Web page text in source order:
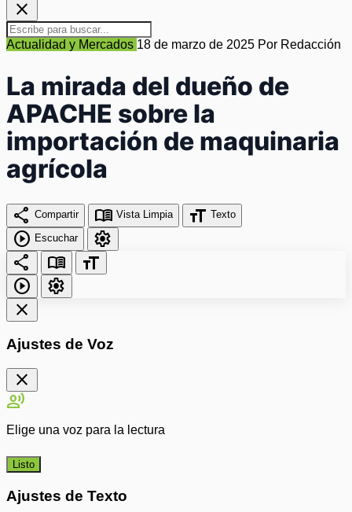
close
Actualidad y Mercados 18 de marzo de 2025 Por Redacción
La mirada del dueño de
APACHE sobre la
importación de maquinaria
agrícola
share Compartir menu_book Vista Limpia format_size Texto
play_circle Escuchar
settings
share
menu_book
format_size
play_circle
settings
close
Ajustes de Voz
close
record_voice_over
Elige una voz para la lectura
Listo
Ajustes de Texto